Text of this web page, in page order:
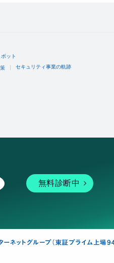
ット
セキュリティ事業の軌跡
無料診断中